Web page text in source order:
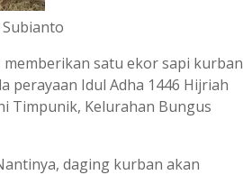
memberikan satu ekor sapi kurban
perayaan Idul Adha 1446 Hijriah
Timpunik, Kelurahan Bungus
daging kurban akan